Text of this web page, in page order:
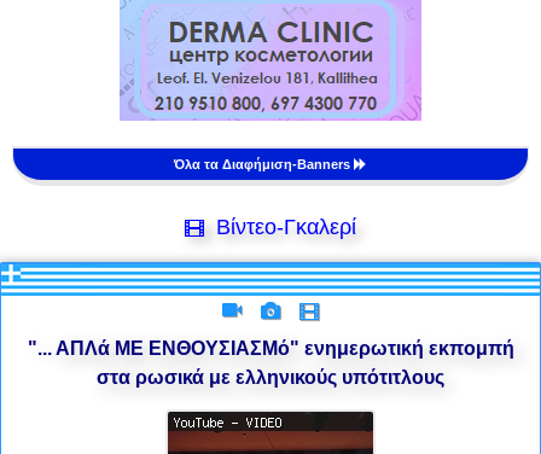
Όλα τα Διαφήμιση-Banners
Βίντεο-Γκαλερί
"... ΑΠΛά ΜΕ ΕΝΘΟΥΣΙΑΣΜό" ενημερωτική εκπομπή
στα ρωσικά με ελληνικούς υπότιτλους